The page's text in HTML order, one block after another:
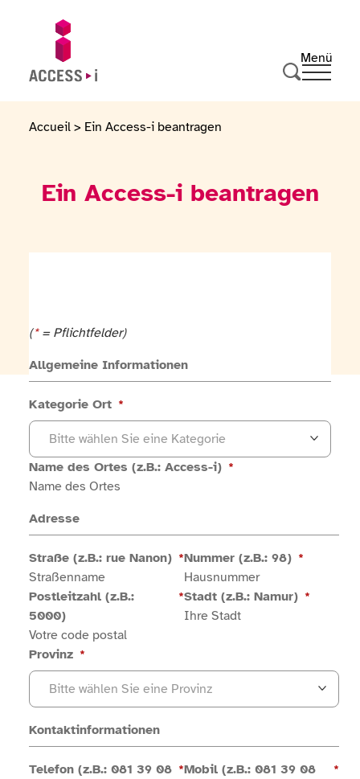
Zum Inhalt springen
Menü
Ouvrir
Accueil > Ein Access-i beantragen
Ein Access-i beantragen
(* = Pflichtfelder)
Allgemeine Informationen
Kategorie Ort *
Bitte wählen Sie eine Kategorie
Name des Ortes (z.B.: Access-i) *
Adresse
Straße (z.B.: rue Nanon) *Nummer (z.B.: 98) *
Postleitzahl (z.B.:
5000)
*Stadt (z.B.: Namur) *
Provinz *
Bitte wählen Sie eine Provinz
Kontaktinformationen
Telefon (z.B.: 081 39 08 *Mobil (z.B.: 081 39 08
*